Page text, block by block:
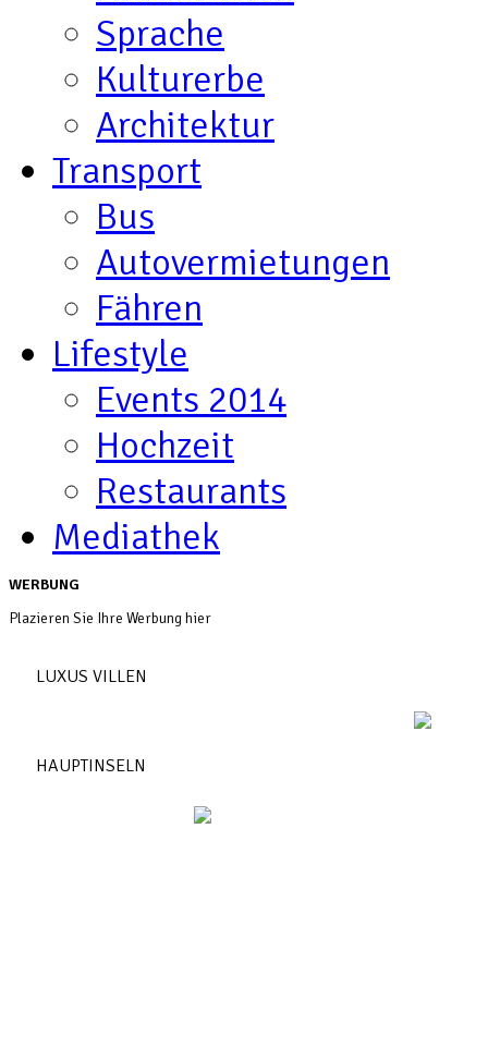
Sprache
Kulturerbe
Architektur
Transport
Bus
Autovermietungen
Fähren
Lifestyle
Events 2014
Hochzeit
Restaurants
Mediathek
WERBUNG
Plazieren Sie Ihre Werbung hier
LUXUS VILLEN
HAUPTINSELN